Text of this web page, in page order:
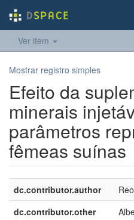
Ver item
Mostrar registro simples
Efeito da
minerais
parâmetros
fêmeas suínas
dc.contributor.author
dc.contributor.other